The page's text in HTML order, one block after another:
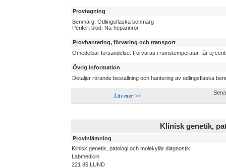
Provtagning
Benmärg: Odlingsflaska benmärg
Perifert blod: Na-heparinrör
Provhantering, förvaring och transport
Omedelbar försändelse. Förvaras i rumstemperatur, får ej
Övrig information
Detaljer rörande beställning och hantering av odlingsflaska
Läs mer >>
Klinisk genetik,
Provinlämning
Klinisk genetik, patologi och molekylär diagnostik
Labmedicin
221 85 LUND